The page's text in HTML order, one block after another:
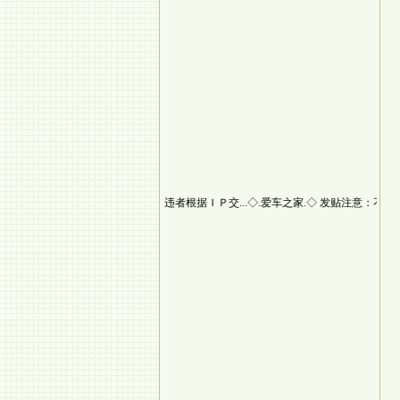
发贴注意：不要发非法信息，违者根据ＩＰ交...◇.爱车之家.◇发贴注意：不要发非